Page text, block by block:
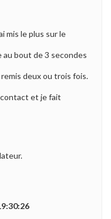
mis le plus sur le
au bout de 3 secondes
deux ou trois fois.
contact et je fait